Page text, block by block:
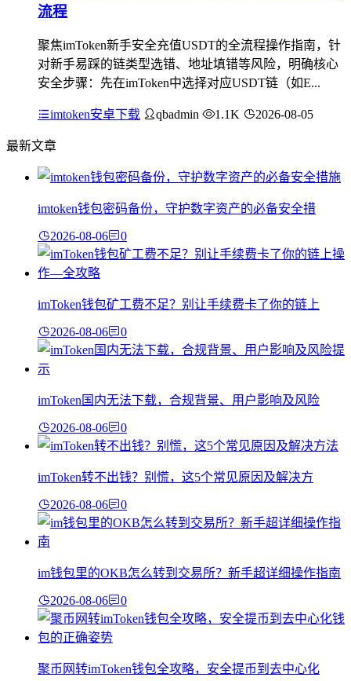
流程
聚焦imToken新手安全充值USDT的全流程操作指南，针
对新手易踩的链类型选错、地址填错等风险，明确核心
安全步骤：先在imToken中选择对应USDT链（如E...
imtoken安卓下载 qbadmin 1.1K 2026-08-05
最新文章
imtoken钱包密码备份，守护数字资产的必备安全措
2026-08-06 0
imToken钱包矿工费不足？别让手续费卡了你的链上
2026-08-06 0
imToken国内无法下载，合规背景、用户影响及风险
2026-08-06 0
imToken转不出钱？别慌，这5个常见原因及解决方
2026-08-06 0
im钱包里的OKB怎么转到交易所？新手超详细操作指南
2026-08-06 0
聚币网转imToken钱包全攻略，安全提币到去中心化